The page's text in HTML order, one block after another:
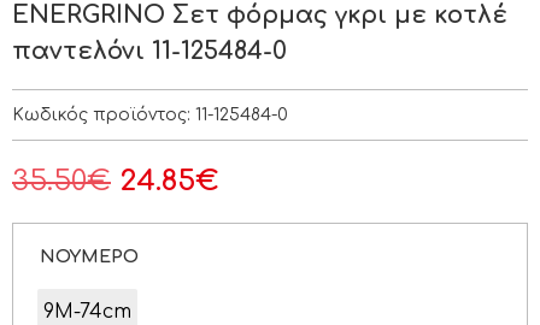
ENERGRINO Σετ φόρμας γκρι με κοτλέ
παντελόνι 11-125484-0
Κωδικός προϊόντος: 11-125484-0
35.50€ 24.85€
ΝΟΥΜΕΡΟ
9M-74cm